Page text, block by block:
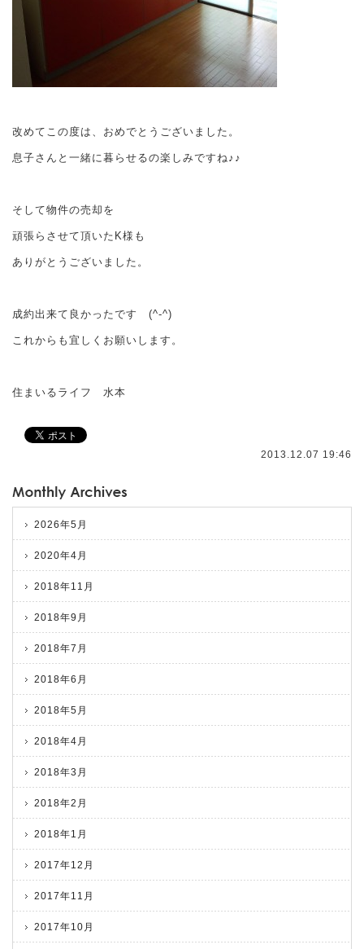
改めてこの度は、おめでとうございました。
息子さんと一緒に暮らせるの楽しみですね♪♪
そして物件の売却を
頑張らさせて頂いたK様も
ありがとうございました。
成約出来て良かったです (^-^)
これからも宜しくお願いします。
住まいるライフ 水本
2013.12.07 19:46
2026年5月
2020年4月
2018年11月
2018年9月
2018年7月
2018年6月
2018年5月
2018年4月
2018年3月
2018年2月
2018年1月
2017年12月
2017年11月
2017年10月